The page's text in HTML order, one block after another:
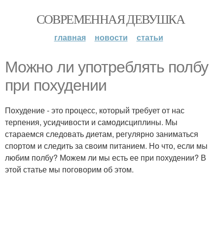
СОВРЕМЕННАЯ ДЕВУШКА
главная новости статьи
Можно ли употреблять полбу
при похудении
Похудение - это процесс, который требует от нас
терпения, усидчивости и самодисциплины. Мы
стараемся следовать диетам, регулярно заниматься
спортом и следить за своим питанием. Но что, если мы
любим полбу? Можем ли мы есть ее при похудении? В
этой статье мы поговорим об этом.